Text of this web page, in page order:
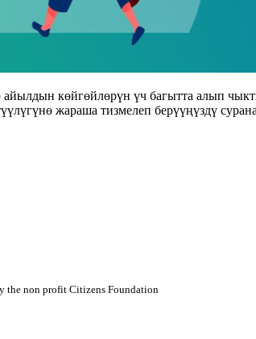
көйгөйлөрүн үч багытта алып
жараша тизмелеп берүүңүздү
the non profit Citizens Foundation